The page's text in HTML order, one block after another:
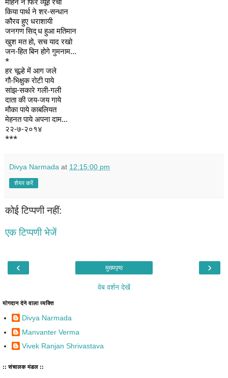
किया पार्थ ने शर-सन्धान
कौरव हुए धराशायी
जनगण सिद्ध हुआ मतिमान
खुश मत हो, सच याद रखो
जन-हित बिन होगे गुमनाम...
*
हर चूल्हे में आग जले
गौ-भिक्षुक रोटी पाये
सांझ-सकारे गली-गली
दाता की जय-जय गाये
मौका पाये काबलियत
मेहनत पाये अपना दाम...
२२-७-२०१४
***
Divya Narmada at 12:15:00 pm
शेयर करें
कोई टिप्पणी नहीं:
एक टिप्पणी भेजें
‹ ›
मुख्यपृष्ठ
वेब वर्शन देखें
योगदान देने वाला व्यक्ति
Divya Narmada
Manvanter Verma
Vivek Ranjan Shrivastava
:: संचालक मंडल ::